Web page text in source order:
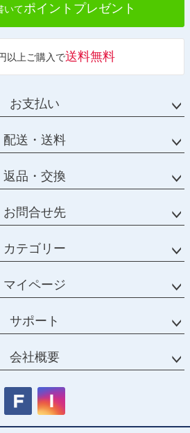
いてポイントプレゼント
以上ご購入で送料無料
お支払い
配送・送料
返品・交換
お問合せ先
カテゴリー
マイページ
サポート
会社概要